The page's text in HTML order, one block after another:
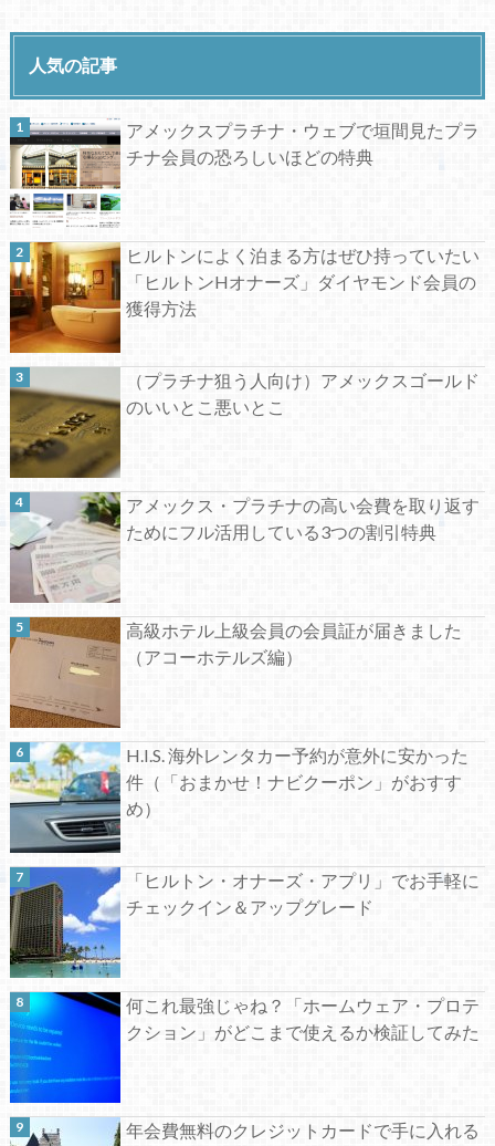
人気の記事
アメックスプラチナ・ウェブで垣間見たプラ
チナ会員の恐ろしいほどの特典
ヒルトンによく泊まる方はぜひ持っていたい
「ヒルトンHオナーズ」ダイヤモンド会員の
獲得方法
（プラチナ狙う人向け）アメックスゴールド
のいいとこ悪いとこ
アメックス・プラチナの高い会費を取り返す
ためにフル活用している3つの割引特典
高級ホテル上級会員の会員証が届きました
（アコーホテルズ編）
H.I.S. 海外レンタカー予約が意外に安かった
件（「おまかせ！ナビクーポン」がおすす
め）
「ヒルトン・オナーズ・アプリ」でお手軽に
チェックイン＆アップグレード
何これ最強じゃね？「ホームウェア・プロテ
クション」がどこまで使えるか検証してみた
年会費無料のクレジットカードで手に入れる